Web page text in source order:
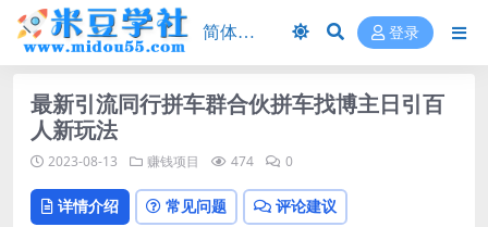
登录
最新引流同行拼车群合伙拼车找博主日引百
人新玩法
2023-08-13 赚钱项目 474 0
详情介绍 常见问题 评论建议